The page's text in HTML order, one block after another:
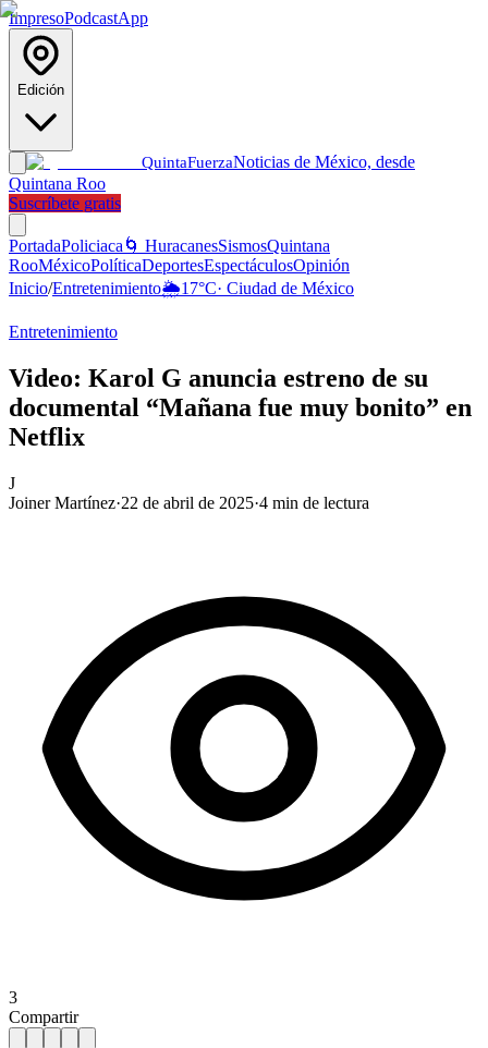
ImpresoPodcastApp
Edición
QuintaFuerzaNoticias de México, desde
Quintana Roo
Suscríbete gratis
PortadaPoliciaca 🌀 HuracanesSismosQuintana
RooMéxicoPolíticaDeportesEspectáculosOpinión
Inicio/Entretenimiento🌦️17°C· Ciudad de México
Entretenimiento
Video: Karol G anuncia estreno de su
documental “Mañana fue muy bonito” en
Netflix
J
Joiner Martínez·22 de abril de 2025·4 min de lectura
3
Compartir